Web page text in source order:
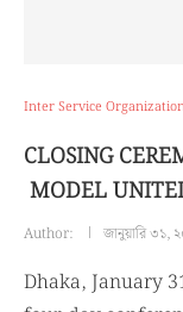
Inter Service
CLOSING
MODEL
Author: জানুয়ারি ৩১,
Dhaka, January